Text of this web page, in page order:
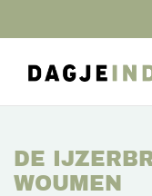
DE
WOUMEN